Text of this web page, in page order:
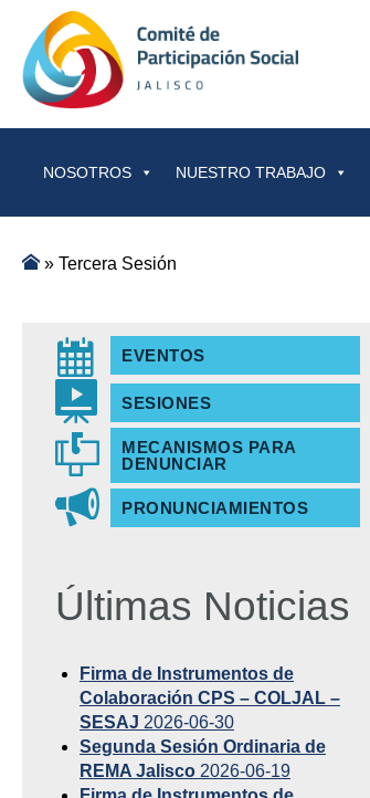
NOSOTROS NUESTRO TRABAJO
» Tercera Sesión
EVENTOS
SESIONES
MECANISMOS PARA
DENUNCIAR
PRONUNCIAMIENTOS
Últimas Noticias
Firma de Instrumentos de
Colaboración CPS – COLJAL –
SESAJ 2026-06-30
Segunda Sesión Ordinaria de
REMA Jalisco 2026-06-19